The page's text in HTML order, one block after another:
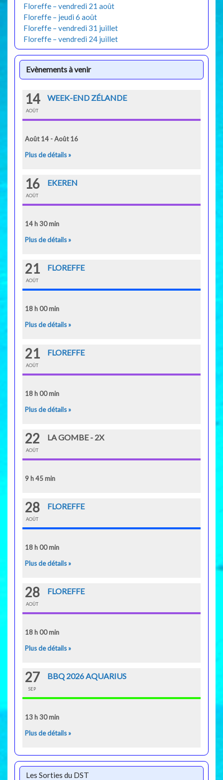
Floreffe – vendredi 21 août
Floreffe – jeudi 6 août
Floreffe – vendredi 31 juillet
Floreffe – vendredi 24 juillet
Evènements à venir
14
AOÛT
WEEK-END ZÉLANDE
Août 14 - Août 16
Plus de détails »
16
AOÛT
EKEREN
14 h 30 min
Plus de détails »
21
AOÛT
FLOREFFE
18 h 00 min
Plus de détails »
21
AOÛT
FLOREFFE
18 h 00 min
Plus de détails »
22
AOÛT
LA GOMBE - 2X
9 h 45 min
28
AOÛT
FLOREFFE
18 h 00 min
Plus de détails »
28
AOÛT
FLOREFFE
18 h 00 min
Plus de détails »
27
SEP
BBQ 2026 AQUARIUS
13 h 30 min
Plus de détails »
Les Sorties du DST